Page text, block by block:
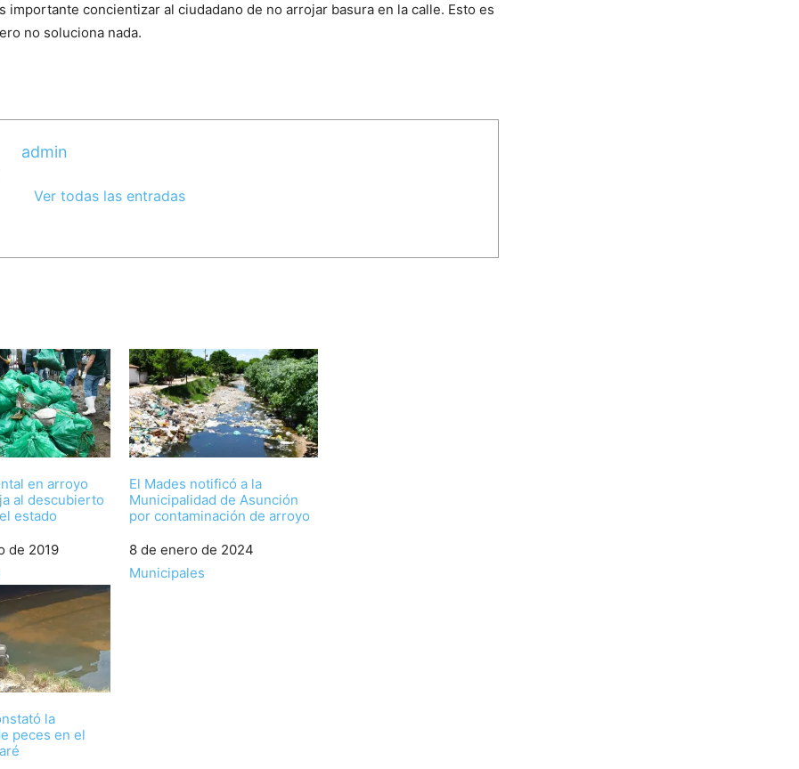
importante concientizar al ciudadano de no arrojar basura en la calle. Esto es
no soluciona nada.
admin
Ver todas las entradas
en arroyo
al descubierto
estado
de 2019
El Mades notificó a la
Municipalidad de Asunción
por contaminación de arroyo
Fecha
8 de enero de 2024
Respecto a
Municipales
la
peces en el